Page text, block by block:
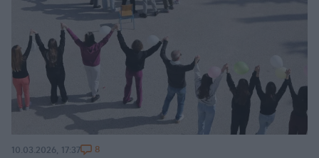
10.03.2026, 17:37 8